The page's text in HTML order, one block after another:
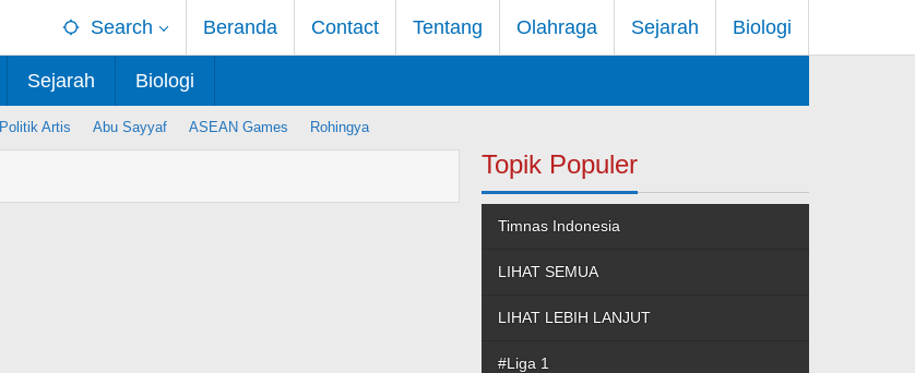
Search Beranda Contact Tentang Olahraga Sejarah Biologi
Sejarah Biologi
Politik Artis Abu Sayyaf ASEAN Games Rohingya
Topik Populer
Timnas Indonesia
LIHAT SEMUA
LIHAT LEBIH LANJUT
#Liga 1